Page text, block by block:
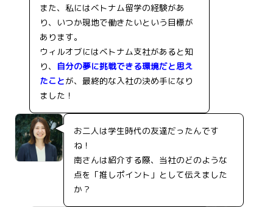
また、私にはベトナム留学の経験があ
り、いつか現地で働きたいという目標が
あります。
ウィルオブにはベトナム支社があると知
り、
自分の夢に挑戦できる環境だと思え
たことが、最終的な入社の決め手になり
ました！
お二人は学生時代の友達だったんです
ね！
南さんは紹介する際、当社のどのような
点を「推しポイント」として伝えました
か？